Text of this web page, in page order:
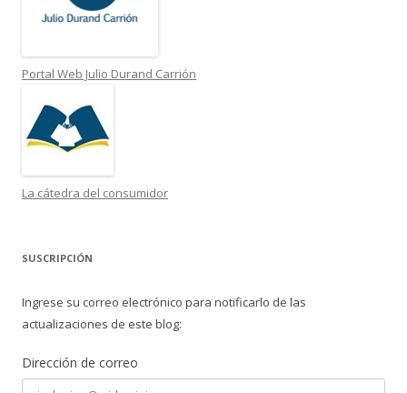
Portal Web Julio Durand Carrión
La cátedra del consumidor
SUSCRIPCIÓN
Ingrese su correo electrónico para notificarlo de las
actualizaciones de este blog:
Dirección de correo
Dirección